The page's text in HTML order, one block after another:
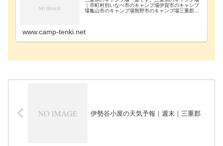
｜市町村別いなべ市のキャンプ場伊賀市のキャンプ
場亀山市のキャンプ場熊野市のキャンプ場三重郡の
www.camp-tenki.net
伊勢谷小屋の天気予報｜週末｜三重郡